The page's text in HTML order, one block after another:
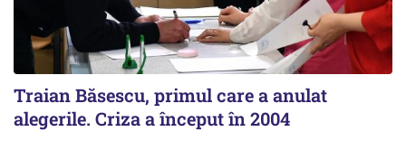
Traian Băsescu, primul care a anulat
alegerile. Criza a început în 2004